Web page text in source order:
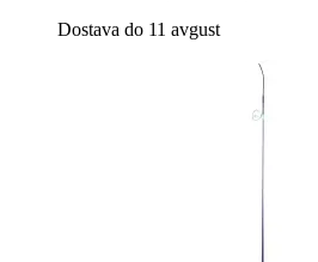
Dostava do 11 avgust